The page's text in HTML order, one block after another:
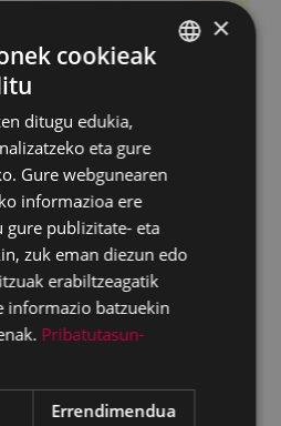
×
cookieak
ditugu edukia,
eta gure
Gure webgunearen
informazioa ere
gure publizitate- eta
zuk eman diezun edo
erabiltzeagatik
informazio batzuekin
Pribatutasun-
Errendimendua